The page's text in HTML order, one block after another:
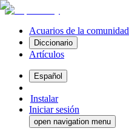
Acuarios de la comunidad
Diccionario
Artículos
Español
Instalar
Iniciar sesión
open navigation menu